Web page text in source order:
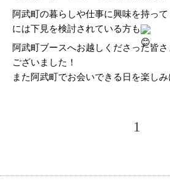
阿武町の暮らしや仕事に興味を持っ
には下見を検討されている方も
阿武町ブースへお越しくださった皆
ございました！
また阿武町でお会いできる日を楽し
1